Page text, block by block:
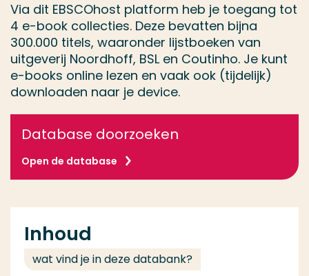
Via dit EBSCOhost platform heb je toegang tot
4 e-book collecties. Deze bevatten bijna
300.000 titels, waaronder lijstboeken van
uitgeverij Noordhoff, BSL en Coutinho. Je kunt
e-books online lezen en vaak ook (tijdelijk)
downloaden naar je device.
Database doorzoeken
Open de database
Inhoud
wat vind je in deze databank?